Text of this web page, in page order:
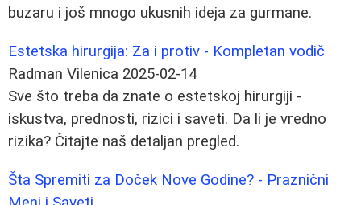
buzaru i još mnogo ukusnih ideja za gurmane.
Estetska hirurgija: Za i protiv - Kompletan vodič
Radman Vilenica 2025-02-14
Sve što treba da znate o estetskoj hirurgiji -
iskustva, prednosti, rizici i saveti. Da li je vredno
rizika? Čitajte naš detaljan pregled.
Šta Spremiti za Doček Nove Godine? - Praznični